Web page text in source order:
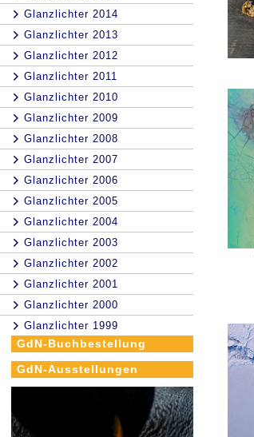
Glanzlichter 2014
Glanzlichter 2013
Glanzlichter 2012
Glanzlichter 2011
Glanzlichter 2010
Glanzlichter 2009
Glanzlichter 2008
Glanzlichter 2007
Glanzlichter 2006
Glanzlichter 2005
Glanzlichter 2004
Glanzlichter 2003
Glanzlichter 2002
Glanzlichter 2001
Glanzlichter 2000
Glanzlichter 1999
GdN-Buchbestellung
GdN-Ausstellungen